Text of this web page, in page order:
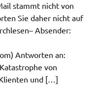
stammt nicht von
Sie daher nicht auf
Absender:
) Antworten an:
von
und […]